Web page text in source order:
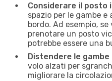
Considerare il posto
spazio per le gambe
bordo. Ad esempio,
prenotare un posto
potrebbe essere una
Distendere le
volo alzati per
migliorare la